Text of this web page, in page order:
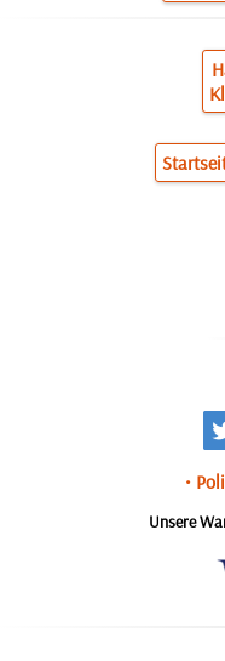
•
Unsere